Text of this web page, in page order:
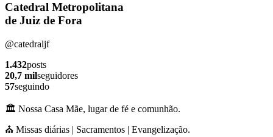
Catedral Metropolitana
de Juiz de Fora
@catedraljf
1.432posts
20,7 milseguidores
57seguindo
🏛️ Nossa Casa Mãe, lugar de fé e comunhão.
⛪ Missas diárias | Sacramentos | Evangelização.